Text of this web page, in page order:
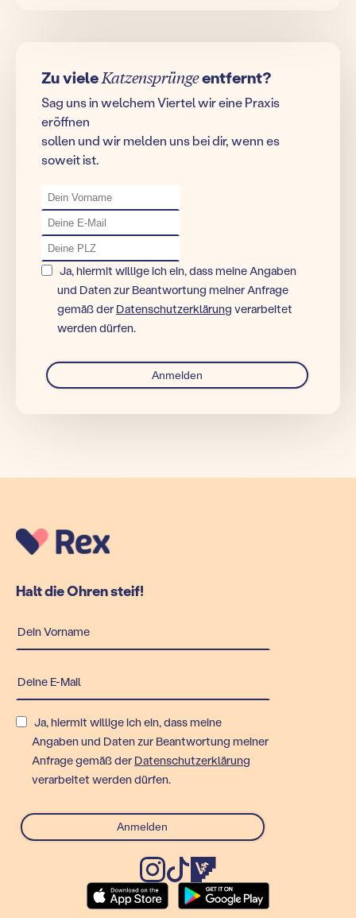
Zu vieleKatzensprüngeentfernt?
Sag uns in welchem Viertel wir eine Praxis
eröffnen
sollen und wir melden uns bei dir, wenn es
soweit ist.
Ja, hiermit willige ich ein, dass meine Angaben
und Daten zur Beantwortung meiner Anfrage
gemäß der Datenschutzerklärung verarbeitet
werden dürfen.
Halt die Ohren steif!
Ja, hiermit willige ich ein, dass meine
Angaben und Daten zur Beantwortung meiner
Anfrage gemäß der Datenschutzerklärung
verarbeitet werden dürfen.